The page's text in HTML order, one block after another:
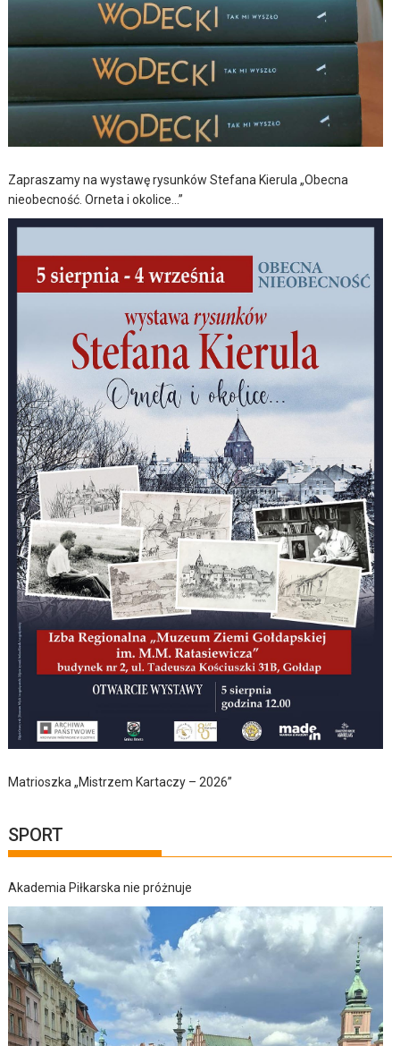
Zapraszamy na wystawę rysunków Stefana Kierula „Obecna
nieobecność. Orneta i okolice…”
Matrioszka „Mistrzem Kartaczy – 2026”
SPORT
Akademia Piłkarska nie próżnuje